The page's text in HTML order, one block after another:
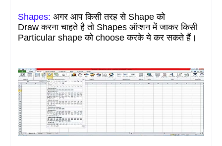
Shapes: अगर आप किसीतरह से Shapeको
Drawकरना चाहते है तो Shapes ऑप्शन में जाकर किसी
Particular shapeको chooseकरके ये कर सकते हैं।